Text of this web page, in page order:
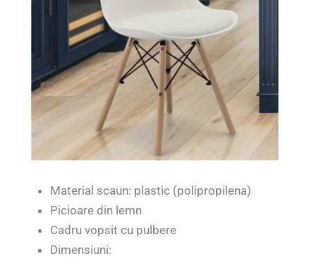
Material scaun: plastic (polipropilena)
Picioare din lemn
Cadru vopsit cu pulbere
Dimensiuni: